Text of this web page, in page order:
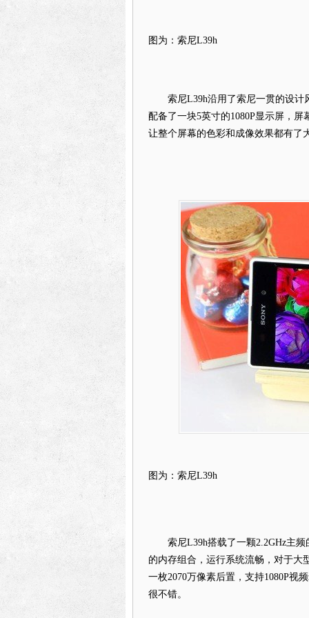
图为：索尼L39h
索尼L39h沿用了索尼一贯的设计
配备了一块5英寸的1080P显示屏，
让整个屏幕的色彩和成像效果都有了
图为：索尼L39h
索尼L39h搭载了一颗2.2GHz主频
的内存组合，运行系统流畅，对于大
一枚2070万像素后置，支持1080P视
很不错。